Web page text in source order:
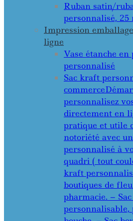
Ruban satin/
personnalisé, 25
Impression
ligne
Vase étanche
personnalisé
Sac kraft
commerce
personnalisez
directement en
pratique et utile
notoriété avec
personnalisé à
quadri ( tout
kraft
boutiques de
pharmacie. –
personnalisable,